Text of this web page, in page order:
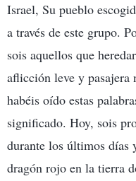
Israel, Su pueblo
a través de este grupo.
sois aquellos que
aflicción leve y pasajera
habéis oído estas
significado. Hoy, sois
durante los últimos días
dragón rojo en la tierra